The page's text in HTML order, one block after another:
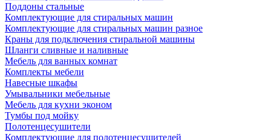
Поддоны стальные
Комплектующие для стиральных машин
Комплектующие для стиральных машин разное
Краны для подключения стиральной машины
Шланги сливные и наливные
Мебель для ванных комнат
Комплекты мебели
Навесные шкафы
Умывальники мебельные
Мебель для кухни эконом
Тумбы под мойку
Полотенцесушители
Комплектующие для полотенцесушителей